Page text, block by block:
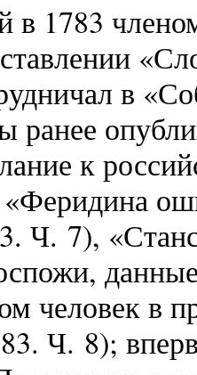
в 1783
в
ранее
к
«Феридина
Ч. 7),
человек в
Ч. 8);